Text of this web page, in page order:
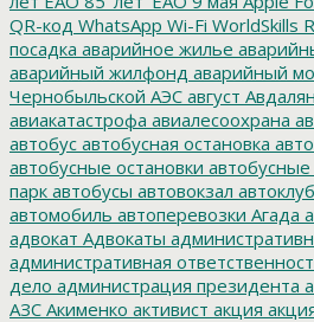
QR-код WhatsApp Wi-Fi WorldSkills
посадка аварийное жилье
аварийный жилфонд аварийный
Чернобыльской АЭС август Авдалян
авиакатастрофа авиалесоохрана
автобус автобусная остановка
автобусные остановки
парк автобусы автовокзал автоклуб
автомобиль автоперевозки Агада
адвокат Адвокаты
административная
дело администрация президента
АЗС Акименко активист акция